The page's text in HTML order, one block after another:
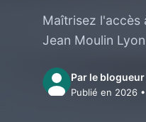
Maîtrisez l'accès
Jean Moulin
Par le blogueur
Publié en 2026